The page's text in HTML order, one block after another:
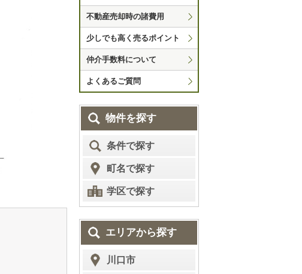
不動産売却時の諸費用
少しでも高く売るポイント
仲介手数料について
よくあるご質問
物件を探す
条件で探す
町名で探す
学区で探す
エリアから探す
川口市